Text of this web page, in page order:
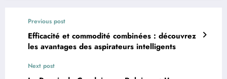
Previous post
Efficacité et commodité combinées : découvrez
les avantages des aspirateurs intelligents
Next post